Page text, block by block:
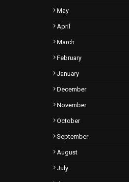
May
April
March
February
January
December
November
October
September
August
July